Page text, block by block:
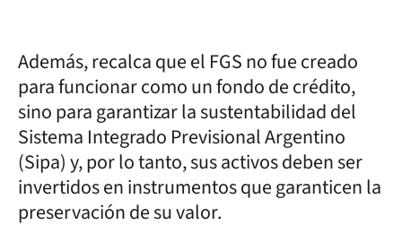
Además, recalca que el FGS no fue creado
para funcionar como un fondo de crédito,
sino para garantizar la sustentabilidad del
Sistema Integrado Previsional Argentino
(Sipa) y, por lo tanto, sus activos deben ser
invertidos en instrumentos que garanticen la
preservación de su valor.